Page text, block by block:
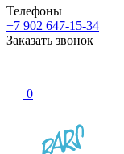
Телефоны
+7 902 647-15-34
Заказать звонок
0